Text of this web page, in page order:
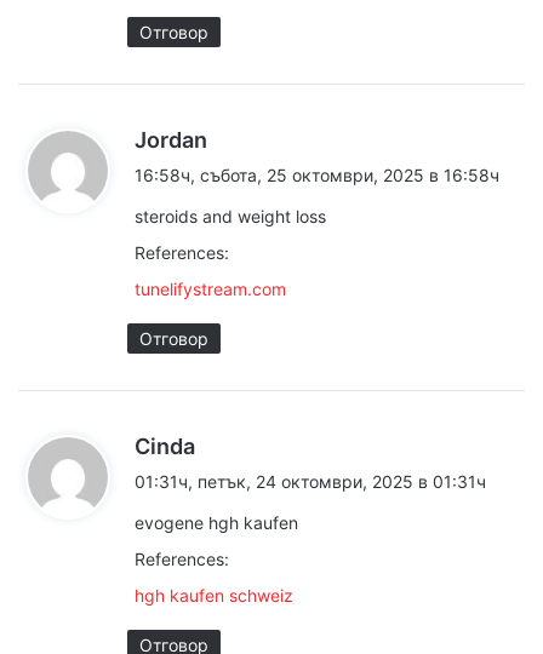
Отговор
Jordan
а
:
16:58ч, събота, 25 октомври, 2025 в 16:58ч
steroids and weight loss
References:
tunelifystream.com
Отговор
Cinda
а
:
01:31ч, петък, 24 октомври, 2025 в 01:31ч
evogene hgh kaufen
References:
hgh kaufen schweiz
Отговор